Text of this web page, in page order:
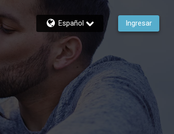
Español Ingresar